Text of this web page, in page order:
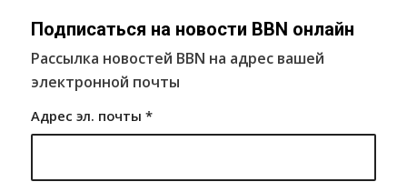
Подписаться на новости BBN онлайн
Рассылка новостей BBN на адрес вашей
электронной почты
Адрес эл. почты *